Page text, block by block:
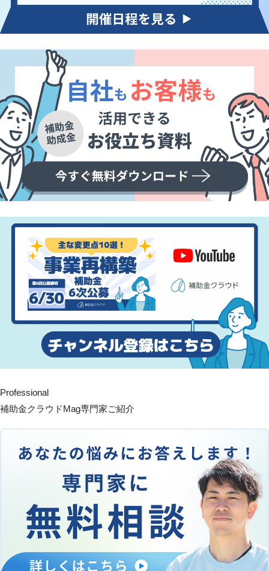
Professional
補助金クラウドMag専門家ご紹介